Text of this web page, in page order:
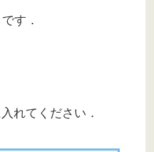
です．
れてください．